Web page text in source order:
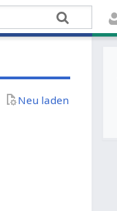
Neu laden